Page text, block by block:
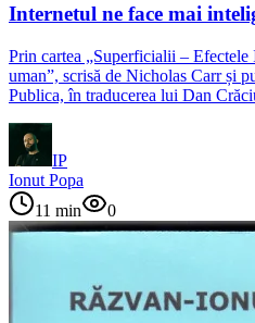
Internetul ne face mai
Prin cartea „Superficialii –
uman”, scrisă de Nicholas Carr și
Publica, în traducerea lui Dan
IP
Ionut Popa
11 min 0